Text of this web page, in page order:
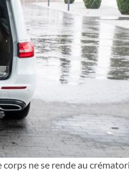
ne se rende au